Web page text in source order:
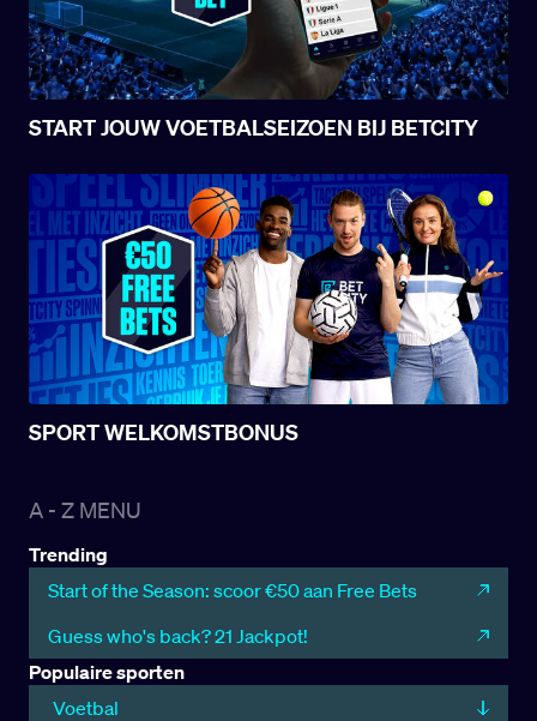
A - Z MENU
Trending
Start of the Season: scoor €50 aan Free Bets
Guess who's back? 21 Jackpot!
Populaire sporten
Voetbal
START JOUW VOETBALSEIZOEN BIJ BETCITY
SPORT WELKOMSTBONUS